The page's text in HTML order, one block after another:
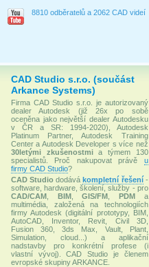
8810 odběratelů a 2062 CAD videí
CAD Studio s.r.o. (součást
Arkance Systems)
Firma CAD Studio s.r.o. je autorizovaný
dealer Autodesk (již 26x po sobě
oceněna jako největší dealer Autodesku
v ČR a SR: 1994-2020), Autodesk
Platinum Partner, Autodesk Training
Center a Autodesk Developer s více než
30letými zkušenostmia týmem 130
specialistů. Proč nakupovat právě u
firmy CAD Studio?
CAD Studio dodávákompletní řešení-
software, hardware, školení, služby - pro
CAD/CAM
BIM,GIS/FM ,PDM a
multimédia, založená na technologiích
firmy Autodesk (digitální prototypy, BIM,
AutoCAD, Inventor, Revit, Civil 3D,
Fusion 360, 3ds Max, Vault, Plant,
Simulation, cloud...) a aplikační
nadstavby pro konkrétní profese (i
vlastní vývoj). CAD Studio je členem
evropské skupiny ARKANCE.